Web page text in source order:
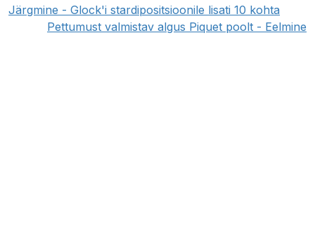
Järgmine - Glock'i stardipositsioonile lisati 10 kohta
Pettumust valmistav algus Piquet poolt - Eelmine